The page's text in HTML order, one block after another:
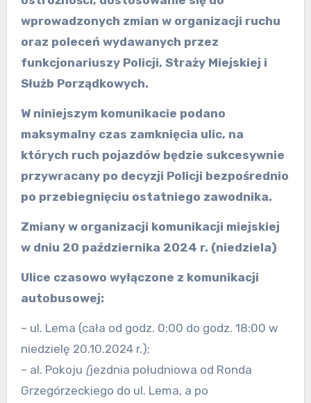
wprowadzonych zmian w organizacji ruchu
oraz poleceń wydawanych przez
funkcjonariuszy Policji, Straży Miejskiej i
Służb Porządkowych.
W niniejszym komunikacie podano
maksymalny czas zamknięcia ulic, na
których ruch pojazdów będzie sukcesywnie
przywracany po decyzji Policji bezpośrednio
po przebiegnięciu ostatniego zawodnika.
Zmiany w organizacji komunikacji miejskiej
w dniu 20 października 2024 r. (niedziela)
Ulice czasowo wyłączone z komunikacji
autobusowej:
– ul. Lema (cała od godz. 0:00 do godz. 18:00 w
niedzielę 20.10.2024 r.);
– al. Pokoju (jezdnia południowa od Ronda
Grzegórzeckiego do ul. Lema, a po